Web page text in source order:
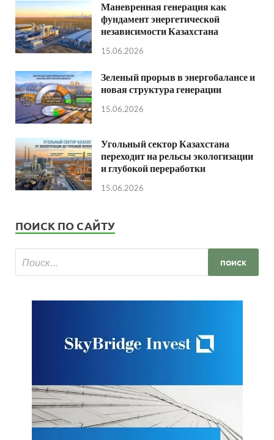
Маневренная генерация как
фундамент энергетической
независимости Казахстана
15.06.2026
Зеленый прорыв в энергобалансе и
новая структура генерации
15.06.2026
Угольный сектор Казахстана
переходит на рельсы экологизации
и глубокой переработки
15.06.2026
ПОИСК ПО САЙТУ